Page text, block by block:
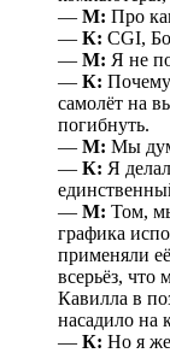
— М: Про
— К: CGI,
— М: Я не
— К:
самолёт на
погибнуть.
— М: Мы
— К: Я
— М: Том,
графика
применяли
всерьёз, что
Кавилла в
насадило на
— К: Но я